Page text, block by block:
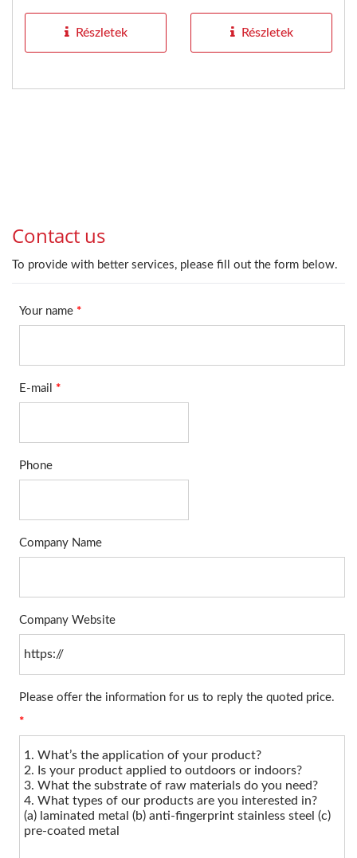
Részletek
rendelkezik. A...
Részletek